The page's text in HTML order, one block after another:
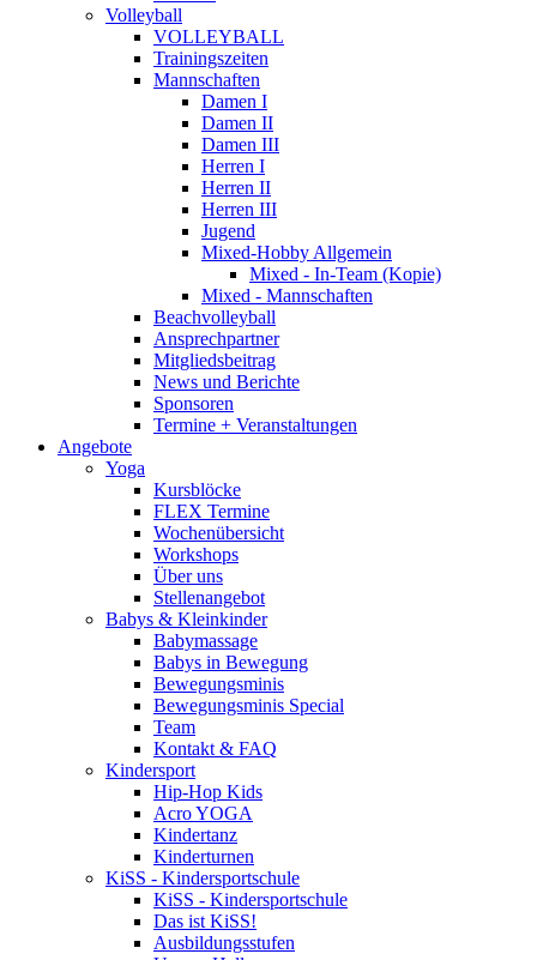
Volleyball
VOLLEYBALL
Trainingszeiten
Mannschaften
Damen I
Damen II
Damen III
Herren I
Herren II
Herren III
Jugend
Mixed-Hobby Allgemein
Mixed - In-Team (Kopie)
Mixed - Mannschaften
Beachvolleyball
Ansprechpartner
Mitgliedsbeitrag
News und Berichte
Sponsoren
Termine + Veranstaltungen
Angebote
Yoga
Kursblöcke
FLEX Termine
Wochenübersicht
Workshops
Über uns
Stellenangebot
Babys & Kleinkinder
Babymassage
Babys in Bewegung
Bewegungsminis
Bewegungsminis Special
Team
Kontakt & FAQ
Kindersport
Hip-Hop Kids
Acro YOGA
Kindertanz
Kinderturnen
KiSS - Kindersportschule
KiSS - Kindersportschule
Das ist KiSS!
Ausbildungsstufen